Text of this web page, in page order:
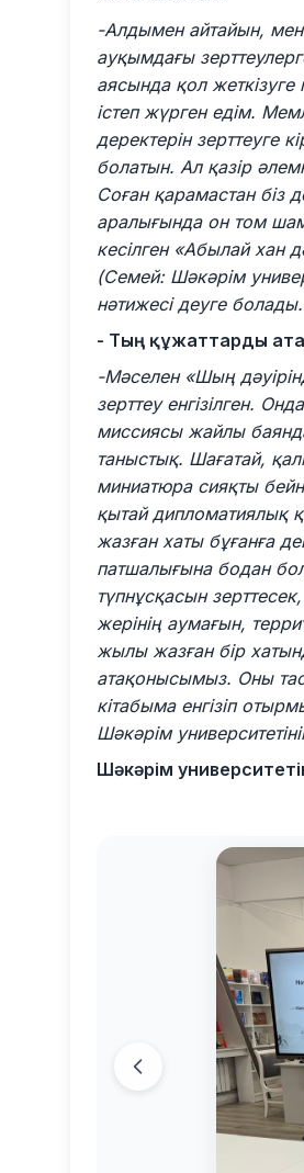
-Алдымен айтайын,
ауқымдағы
аясында қол
істеп жүрген едім.
деректерін зерттеуге
болатын. Ал қазір
Соған қарамастан
аралығында он том
кесілген «Абылай хан
(Семей: Шәкәрім
нәтижесі деуге
- Тың құжаттарды
-Мәселен «Шың
зерттеу енгізілген.
миссиясы жайлы
таныстық. Шағатай,
миниатюра сияқты
қытай дипломатиялық
жазған хаты бұғанға
патшалығына бодан
түпнұсқасын
жерінің аумағын,
жылы жазған бір
атақонысымыз. Оны
кітабыма енгізіп
Шәкәрім
Шәкәрім